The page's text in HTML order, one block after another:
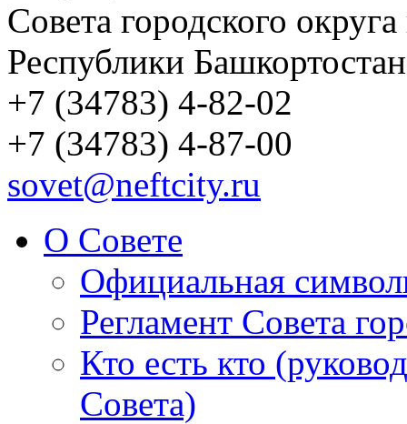
Совета городского
Республики Башкортостан
+7 (34783) 4-82-02
+7 (34783) 4-87-00
sovet@neftcity.ru
О Совете
Официальная
Регламент Совета
Кто есть кто
Совета)